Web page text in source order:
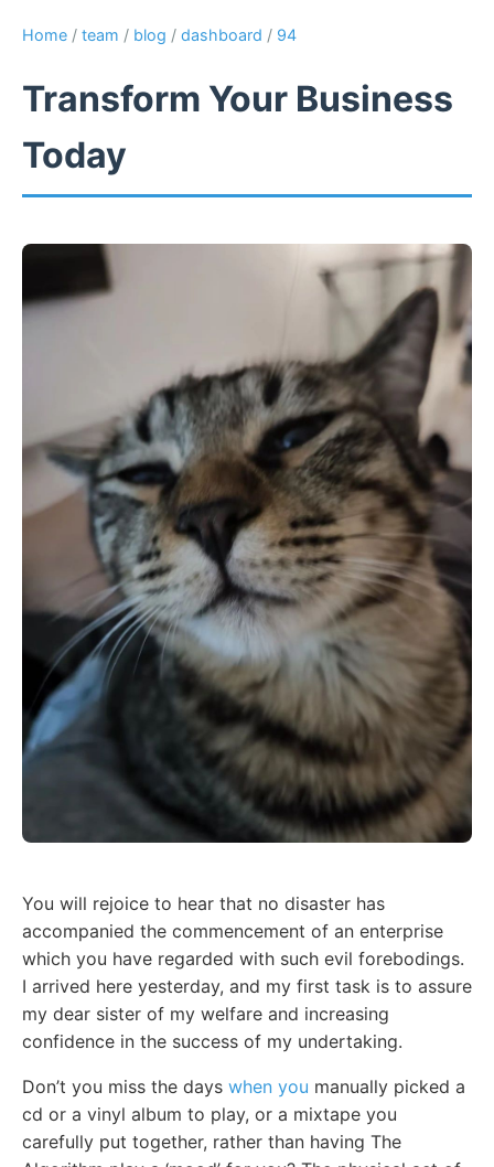
Home / team / blog / dashboard / 94
Transform Your Business
Today
You will rejoice to hear that no disaster has
accompanied the commencement of an enterprise
which you have regarded with such evil forebodings.
I arrived here yesterday, and my first task is to assure
my dear sister of my welfare and increasing
confidence in the success of my undertaking.
Don’t you miss the days when you manually picked a
cd or a vinyl album to play, or a mixtape you
carefully put together, rather than having The